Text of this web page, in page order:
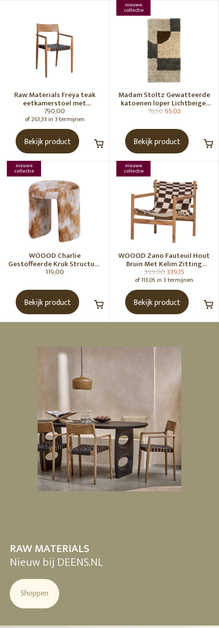
Raw Materials Freya teak
eetkamerstoel met
armleuning - Zwart (set of 2)
790,00
of 263,33 in 3 termijnen
Bekijk product
nieuwe
collectie
Madam Stoltz Gewatteerde
katoenen loper Lichtbeige,
gebroken wit, grijs, groen
76,5065,02
Bekijk product
nieuwe
collectie
WOOOD Charlie
Gestoffeerde Kruk Structuur
Stof Karamelbruin [Fsc]
119,00
Bekijk product
nieuwe
collectie
WOOOD Zano Fauteuil Hout
Bruin Met Kelim Zitting
Naturel
399,00339,15
of 113,05 in 3 termijnen
Bekijk product
RAW MATERIALS
Nieuw bij DEENS.NL
Shoppen